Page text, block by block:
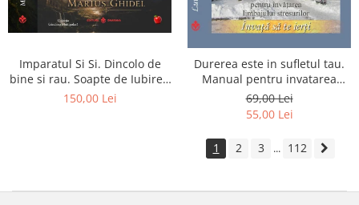
Imparatul Si Si. Dincolo de
bine si rau. Soapte de Iubire -
Invatatura tainica a Soarelui
150,00 Lei
Durerea este in sufletul tau.
Manual pentru invatarea
limbajului stresurilor Seria
Invata sa te Ierti Luule Viilma
69,00 Lei
55,00 Lei
1 2 3 ... 112